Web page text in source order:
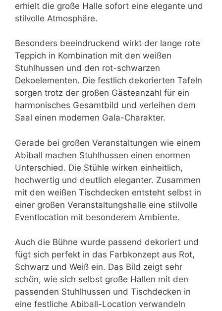
erhielt die große Halle sofort eine elegante und
stilvolle Atmosphäre.
Besonders beeindruckend wirkt der lange rote
Teppich in Kombination mit den weißen
Stuhlhussen und den rot-schwarzen
Dekoelementen. Die festlich dekorierten Tafeln
sorgen trotz der großen Gästeanzahl für ein
harmonisches Gesamtbild und verleihen dem
Saal einen modernen Gala-Charakter.
Gerade bei großen Veranstaltungen wie einem
Abiball machen Stuhlhussen einen enormen
Unterschied. Die Stühle wirken einheitlich,
hochwertig und deutlich eleganter. Zusammen
mit den weißen Tischdecken entsteht selbst in
einer großen Veranstaltungshalle eine stilvolle
Eventlocation mit besonderem Ambiente.
Auch die Bühne wurde passend dekoriert und
fügt sich perfekt in das Farbkonzept aus Rot,
Schwarz und Weiß ein. Das Bild zeigt sehr
schön, wie sich selbst große Hallen mit den
passenden Stuhlhussen und Tischdecken in
eine festliche Abiball-Location verwandeln